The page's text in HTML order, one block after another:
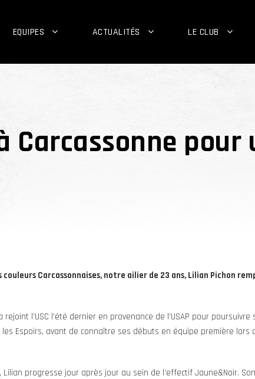
EQUIPES ACTUALITÉS LE CLUB
Carcassonne pour
couleurs Carcassonnaises, notre ailier de 23 ans, Lilian Pichon
l’USC l’été dernier en provenance de l’USAP pour
Espoirs, avant de connaître ses débuts en équipe première lors
Lilian progresse jour après jour au sein de l’effectif Jaune&Noir.